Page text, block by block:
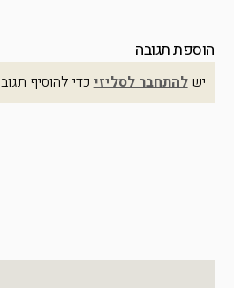
הוספת תגובה
ישלהתחבר לסליזיכדי להוסיף